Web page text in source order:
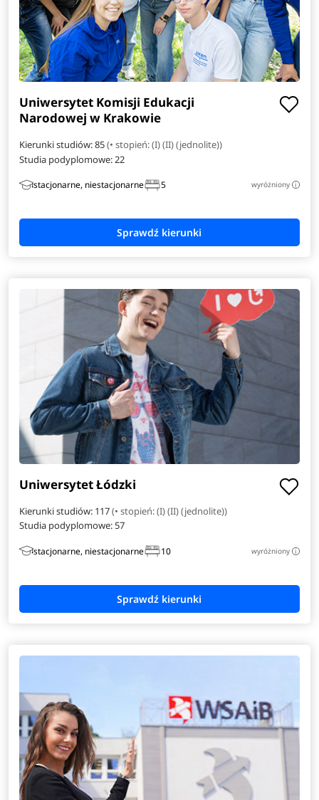
Amerykanistyka
Analityka gospodarcza
Automatyka i robotyka
Bioinformatyka
Dziennikarstwo i medioznawstwo
Elektroradiologia
Filologia angielska
Filologia hiszpańska
Filologia włoska
Finance
Informatyka w biznesie
Inżynieria i analiza danych
Inżynieria materiałowa
Inżynieria zarządzania
Kryminologia
Logistyka i administrowanie w mediach
Mechatronika
Uniwersytet Komisji Edukacji
Narodowej w Krakowie
Kierunki studiów: 85(• stopień: (I) (II) (jednolite))
Studia podyplomowe:22
stacjonarne, niestacjonarne 5 wyróżniony i
Uniwersytet Łódzki
Kierunki studiów: 117(• stopień: (I) (II) (jednolite))
Studia podyplomowe:57
stacjonarne, niestacjonarne 10 wyróżniony i